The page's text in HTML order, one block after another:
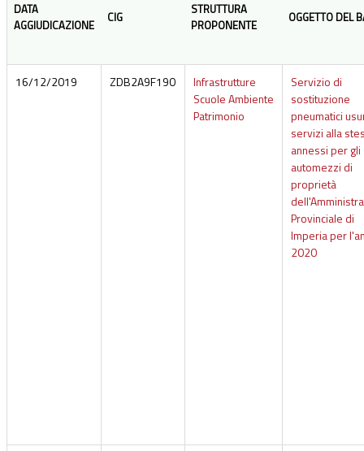
DATA
AGGIUDICAZIONE
CIG
STRUTTURA
PROPONENTE
OGGETTO DEL
16/12/2019 ZDB2A9F190
Infrastrutture
Scuole Ambiente
Patrimonio
Servizio di
sostituzione
pneumatici
servizi alla
annessi per gli
automezzi di
proprietà
Provinciale di
Imperia per
2020